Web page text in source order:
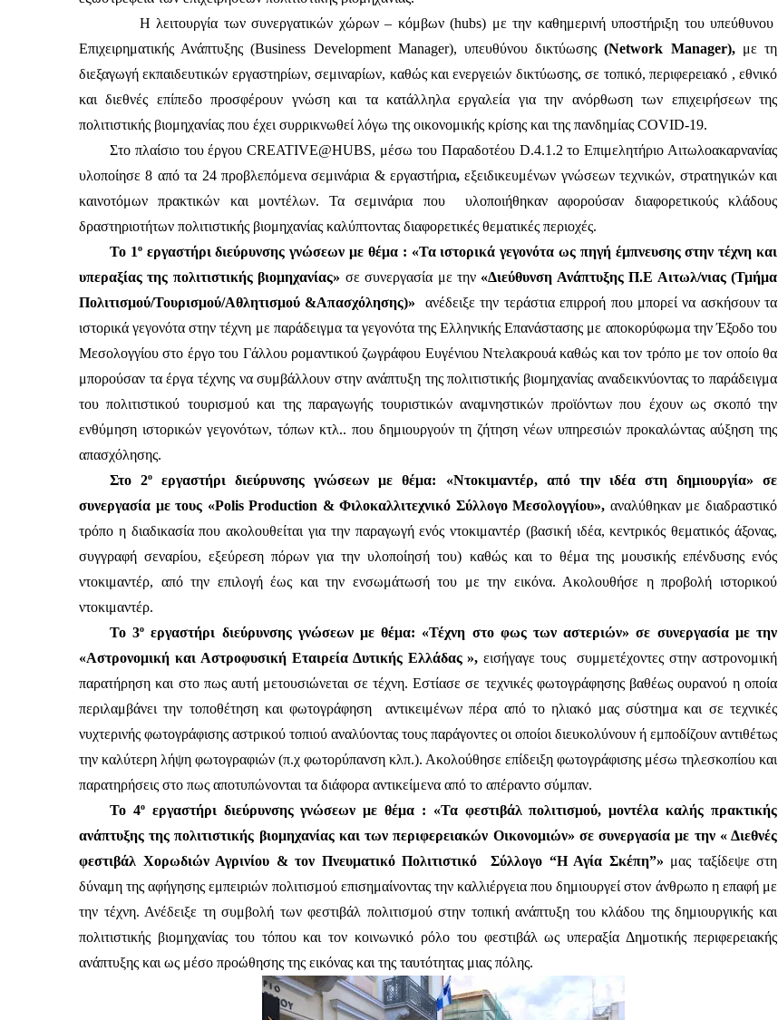
Η λειτουργία των συνεργατικών χώρων – κόμβων (hubs) με την καθημερινή υποστήριξη του υπεύθυνου
Επιχειρηματικής Ανάπτυξης (Business Development Manager), υπευθύνου δικτύωσης (Network Manager), με τη
διεξαγωγή εκπαιδευτικών εργαστηρίων, σεμιναρίων, καθώς και ενεργειών δικτύωσης, σε τοπικό, περιφερειακό , εθνικό
και διεθνές επίπεδο προσφέρουν γνώση και τα κατάλληλα εργαλεία για την ανόρθωση των επιχειρήσεων της
πολιτιστικής βιομηχανίας που έχει συρρικνωθεί λόγω της οικονομικής κρίσης και της πανδημίας COVID-19.
Στο πλαίσιο του έργου CREATIVE@HUBS, μέσω του Παραδοτέου D.4.1.2 το Επιμελητήριο Αιτωλοακαρνανίας
υλοποίησε 8 από τα 24 προβλεπόμενα σεμινάρια & εργαστήρια, εξειδικευμένων γνώσεων τεχνικών, στρατηγικών και
καινοτόμων πρακτικών και μοντέλων. Τα σεμινάρια που  υλοποιήθηκαν αφορούσαν διαφορετικούς κλάδους
δραστηριοτήτων πολιτιστικής βιομηχανίας καλύπτοντας διαφορετικές θεματικές περιοχές.
Το 1ο εργαστήρι διεύρυνσης γνώσεων με θέμα : «Τα ιστορικά γεγονότα ως πηγή έμπνευσης στην τέχνη και
υπεραξίας της πολιτιστικής βιομηχανίας» σε συνεργασία με την «Διεύθυνση Ανάπτυξης Π.Ε Αιτωλ/νιας (Τμήμα
Πολιτισμού/Τουρισμού/Αθλητισμού &Απασχόλησης)» ανέδειξε την τεράστια επιρροή που μπορεί να ασκήσουν τα
ιστορικά γεγονότα στην τέχνη με παράδειγμα τα γεγονότα της Ελληνικής Επανάστασης με αποκορύφωμα την Έξοδο του
Μεσολογγίου στο έργο του Γάλλου ρομαντικού ζωγράφου Ευγένιου Ντελακρουά καθώς και τον τρόπο με τον οποίο θα
μπορούσαν τα έργα τέχνης να συμβάλλουν στην ανάπτυξη της πολιτιστικής βιομηχανίας αναδεικνύοντας το παράδειγμα
του πολιτιστικού τουρισμού και της παραγωγής τουριστικών αναμνηστικών προϊόντων που έχουν ως σκοπό την
ενθύμηση ιστορικών γεγονότων, τόπων κτλ.. που δημιουργούν τη ζήτηση νέων υπηρεσιών προκαλώντας αύξηση της
απασχόλησης.
Στο 2ο
εργαστήρι διεύρυνσης γνώσεων με θέμα: «Ντοκιμαντέρ, από την ιδέα στη δημιουργία» σε
συνεργασία με τους «Polis Production & Φιλοκαλλιτεχνικό Σύλλογο Μεσολογγίου», αναλύθηκαν με διαδραστικό
τρόπο η διαδικασία που ακολουθείται για την παραγωγή ενός ντοκιμαντέρ (βασική ιδέα, κεντρικός θεματικός άξονας,
συγγραφή σεναρίου, εξεύρεση πόρων για την υλοποίησή του) καθώς και το θέμα της μουσικής επένδυσης ενός
ντοκιμαντέρ, από την επιλογή έως και την ενσωμάτωσή του με την εικόνα. Ακολουθήσε η προβολή ιστορικού
ντοκιμαντέρ.
Το 3ο
εργαστήρι διεύρυνσης γνώσεων με θέμα: «Τέχνη στο φως των αστεριών» σε συνεργασία με την
«Αστρονομική και Αστροφυσική Εταιρεία Δυτικής Ελλάδας », εισήγαγε τους  συμμετέχοντες στην αστρονομική
παρατήρηση και στο πως αυτή μετουσιώνεται σε τέχνη. Εστίασε σε τεχνικές φωτογράφησης βαθέως ουρανού η οποία
περιλαμβάνει την τοποθέτηση και φωτογράφηση  αντικειμένων πέρα από το ηλιακό μας σύστημα και σε τεχνικές
νυχτερινής φωτογράφισης αστρικού τοπιού αναλύοντας τους παράγοντες οι οποίοι διευκολύνουν ή εμποδίζουν αντιθέτως
την καλύτερη λήψη φωτογραφιών (π.χ φωτορύπανση κλπ.). Ακολούθησε επίδειξη φωτογράφισης μέσω τηλεσκοπίου και
παρατηρήσεις στο πως αποτυπώνονται τα διάφορα αντικείμενα από το απέραντο σύμπαν.
Το 4ο εργαστήρι διεύρυνσης γνώσεων με θέμα : «Τα φεστιβάλ πολιτισμού, μοντέλα καλής πρακτικής
ανάπτυξης της πολιτιστικής βιομηχανίας και των περιφερειακών Οικονομιών» σε συνεργασία με την « Διεθνές
φεστιβάλ Χορωδιών Αγρινίου & τον Πνευματικό Πολιτιστικό  Σύλλογο “Η Αγία Σκέπη”» μας ταξίδεψε στη
δύναμη της αφήγησης εμπειριών πολιτισμού επισημαίνοντας την καλλιέργεια που δημιουργεί στον άνθρωπο η επαφή με
την τέχνη. Ανέδειξε τη συμβολή των φεστιβάλ πολιτισμού στην τοπική ανάπτυξη του κλάδου της δημιουργικής και
πολιτιστικής βιομηχανίας του τόπου και τον κοινωνικό ρόλο του φεστιβάλ ως υπεραξία Δημοτικής περιφερειακής
ανάπτυξης και ως μέσο προώθησης της εικόνας και της ταυτότητας μιας πόλης.